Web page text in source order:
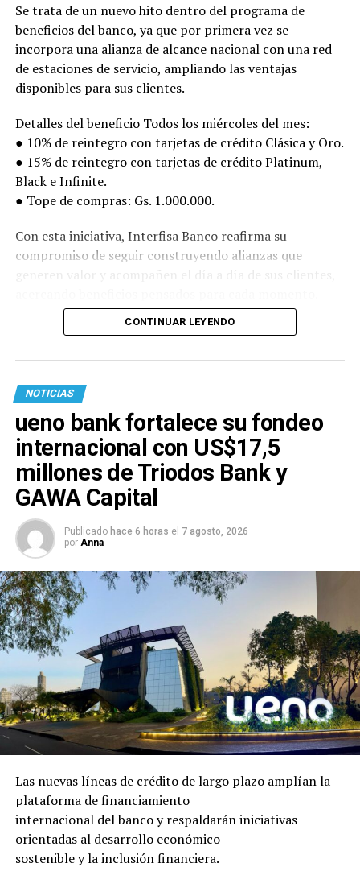
Se trata de un nuevo hito dentro del programa de
beneficios del banco, ya que por primera vez se
incorpora una alianza de alcance nacional con una red
de estaciones de servicio, ampliando las ventajas
disponibles para sus clientes.
Detalles del beneficio Todos los miércoles del mes:
● 10% de reintegro con tarjetas de crédito Clásica y Oro.
● 15% de reintegro con tarjetas de crédito Platinum,
Black e Infinite.
● Tope de compras: Gs. 1.000.000.
Con esta iniciativa, Interfisa Banco reafirma su
compromiso de seguir construyendo alianzas que
CONTINUAR LEYENDO
NOTICIAS
ueno bank fortalece su fondeo
internacional con US$17,5
millones de Triodos Bank y
GAWA Capital
Publicado hace 6 horas el 7 agosto, 2026
por Anna
Las nuevas líneas de crédito de largo plazo amplían la
plataforma de financiamiento
internacional del banco y respaldarán iniciativas
orientadas al desarrollo económico
sostenible y la inclusión financiera.